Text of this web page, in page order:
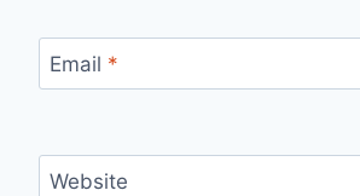
Email *
Website